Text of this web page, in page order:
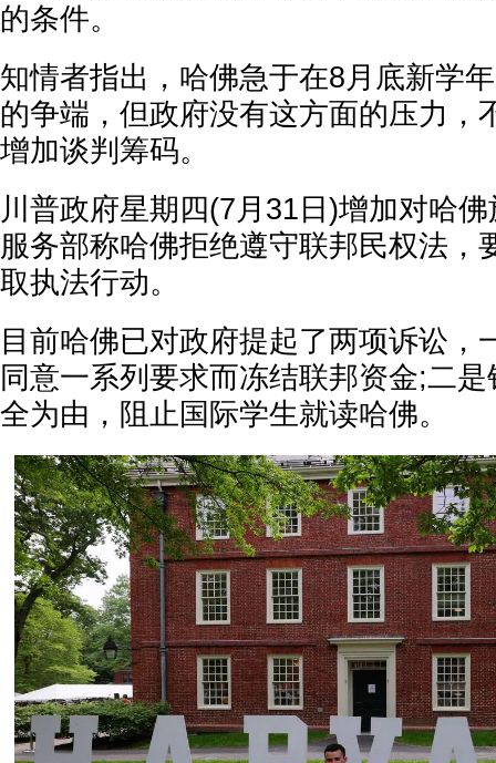
的条件。
知情者指出，哈佛急于在8月底新学
的争端，但政府没有这方面的压力，
增加谈判筹码。
川普政府星期四(7月31日)增加对哈
服务部称哈佛拒绝遵守联邦民权法，
取执法行动。
目前哈佛已对政府提起了两项诉讼，
同意一系列要求而冻结联邦资金;二
全为由，阻止国际学生就读哈佛。